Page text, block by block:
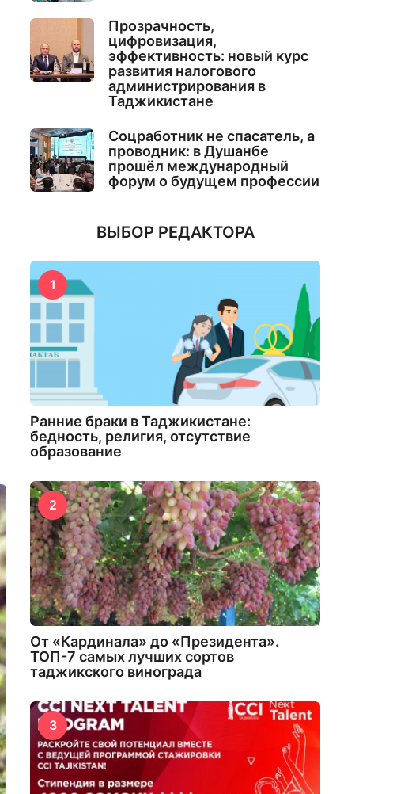
Прозрачность,
цифровизация,
эффективность: новый курс
развития налогового
администрирования в
Таджикистане
Соцработник не спасатель, а
проводник: в Душанбе
прошёл международный
форум о будущем профессии
ВЫБОР РЕДАКТОРА
1
Ранние браки в Таджикистане:
бедность, религия, отсутствие
образование
2
От «Кардинала» до «Президента».
ТОП-7 самых лучших сортов
таджикского винограда
3